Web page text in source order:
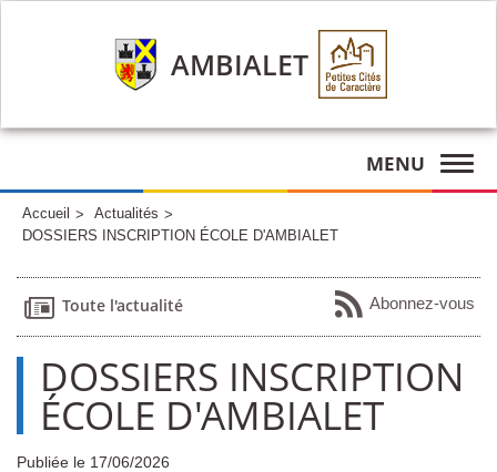
AMBIALET
MENU
Accueil
Actualités
DOSSIERS INSCRIPTION ÉCOLE D'AMBIALET
Toute l'actualité Abonnez-vous
DOSSIERS INSCRIPTION
ÉCOLE D'AMBIALET
Publiée le 17/06/2026